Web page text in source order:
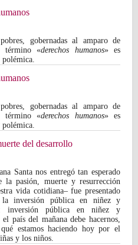
gobernadas al amparo de
término «derechos humanos» es
gobernadas al amparo de
término «derechos humanos» es
del desarrollo
Santa nos entregó tan esperado
la pasión, muerte y resurrección
vida cotidiana– fue presentado
la inversión pública en niñez y
inversión pública en niñez y
país del mañana debe hacernos,
estamos haciendo hoy por el
y los niños.